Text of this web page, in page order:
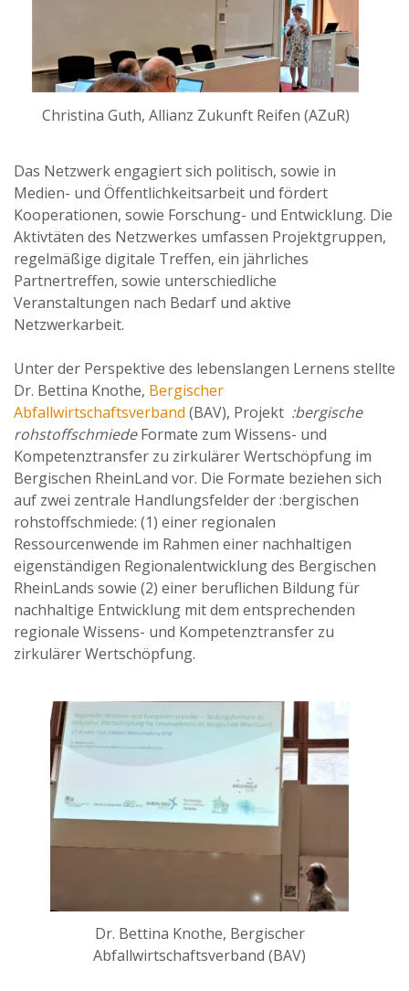
Christina Guth, Allianz Zukunft Reifen (AZuR)
Das Netzwerk engagiert sich politisch, sowie in
Medien- und Öffentlichkeitsarbeit und fördert
Kooperationen, sowie Forschung- und Entwicklung. Die
Aktivtäten des Netzwerkes umfassen Projektgruppen,
regelmäßige digitale Treffen, ein jährliches
Partnertreffen, sowie unterschiedliche
Veranstaltungen nach Bedarf und aktive
Netzwerkarbeit.
Unter der Perspektive des lebenslangen Lernens stellte
Dr. Bettina Knothe, Bergischer
Abfallwirtschaftsverband (BAV), Projekt :bergische
rohstoffschmiedeFormate zum Wissens- und
Kompetenztransfer zu zirkulärer Wertschöpfung im
Bergischen RheinLand vor. Die Formate beziehen sich
auf zwei zentrale Handlungsfelder der :bergischen
rohstoffschmiede: (1) einer regionalen
Ressourcenwende im Rahmen einer nachhaltigen
eigenständigen Regionalentwicklung des Bergischen
RheinLands sowie (2) einer beruflichen Bildung für
nachhaltige Entwicklung mit dem entsprechenden
regionale Wissens- und Kompetenztransfer zu
zirkulärer Wertschöpfung.
Dr. Bettina Knothe, Bergischer
Abfallwirtschaftsverband (BAV)